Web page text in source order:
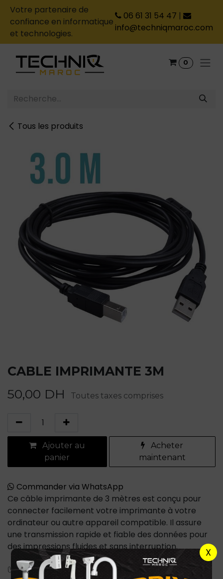
X
Votre partenaire de
confiance en informatique
et technologies.
06 61 31 54 47 |
info@techniqmaroc.com
0
Tous les produits
CABLE IMPRIMANTE 3M
50,00 DH Toutes taxes comprises
Ajouter au
panier
Acheter
maintenant
Commander via WhatsApp
Ce câble imprimante de 3 mètres est conçu pour
connecter facilement votre imprimante à votre
ordinateur ou autre appareil compatible. Il assure
une transmission rapide et fiable des données pour
des impressions fluides et sans interruption.
✅ Caractéristiques techniques